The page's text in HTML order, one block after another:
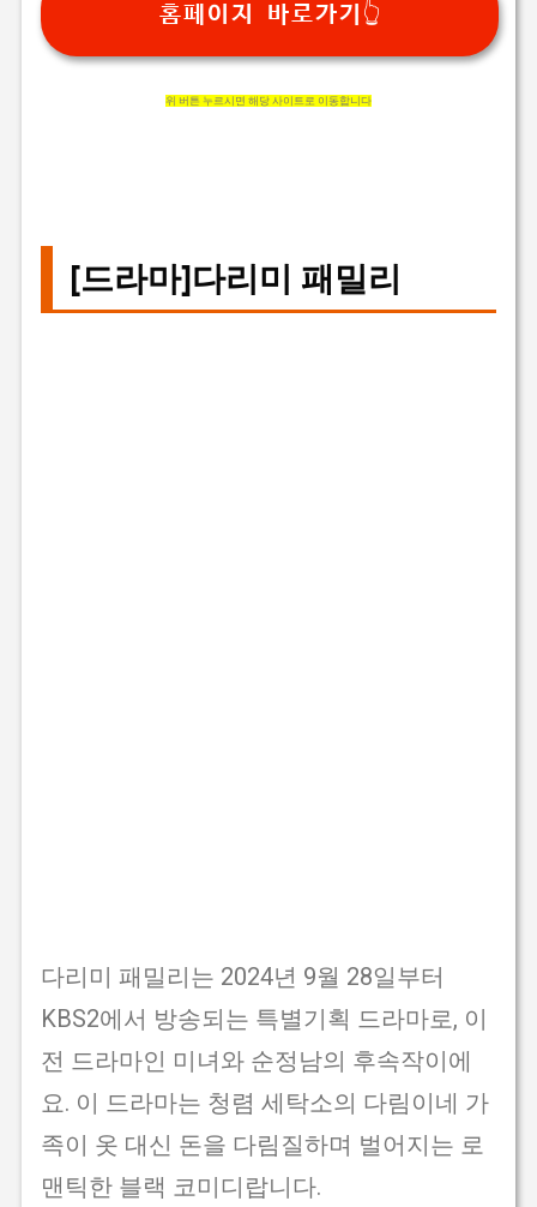
홈페이지 바로가기👆
위 버튼 누르시면 해당 사이트로 이동합니다
[드라마]다리미 패밀리
다리미 패밀리는 2024년 9월 28일부터
KBS2에서 방송되는 특별기획 드라마로, 이
전 드라마인 미녀와 순정남의 후속작이에
요. 이 드라마는 청렴 세탁소의 다림이네 가
족이 옷 대신 돈을 다림질하며 벌어지는 로
맨틱한 블랙 코미디랍니다.